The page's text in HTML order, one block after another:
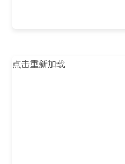
点击重新加载